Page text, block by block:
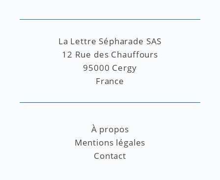
La Lettre Sépharade SAS
12 Rue des Chauffours
95000 Cergy
France
À propos
Mentions légales
Contact